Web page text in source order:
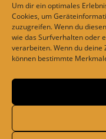
Um dir ein optimales
Cookies, um
zuzugreifen. Wenn du
wie das Surfverhalten oder
verarbeiten. Wenn du
können bestimmte
LINKS